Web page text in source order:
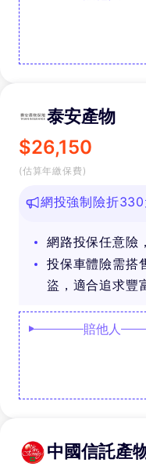
泰安產物
$26,150
(估算年繳保費)
網投強制險折
網路投保任意險
投保車體險需搭
盜，適合追求豐
賠他人
中國信託產